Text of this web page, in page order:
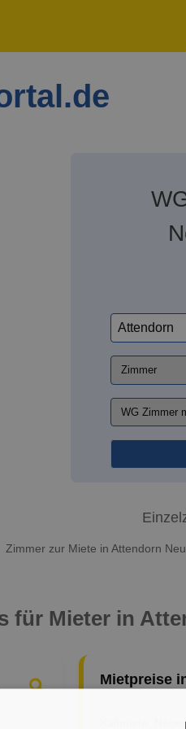
Zimmer zur Miete in Attendorn
für Mieter in
Mietpreise
Kaltmiete,